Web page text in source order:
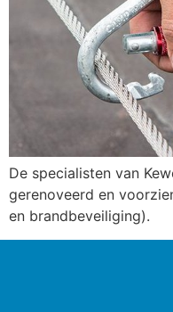
De specialisten van
gerenoveerd en
en brandbeveiliging).